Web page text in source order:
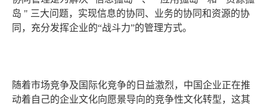
岛 " 三大问题，实现信息的协同、业务的协同和资源的协
同，充分发挥企业的“战斗力”的管理方式。
随着市场竞争及国际化竞争的日益激烈，中国企业正在推
动着自己的企业文化向愿景导向的竞争性文化转型，这其